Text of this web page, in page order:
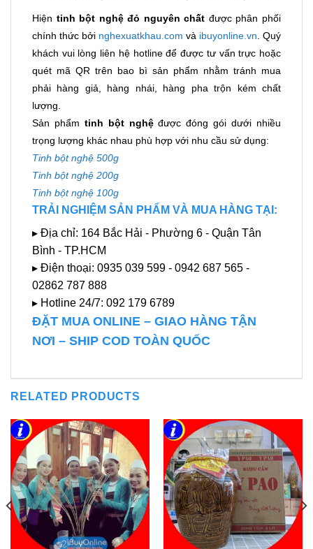
Hiện tinh bột nghệ đỏ nguyên chất được phân phối
chính thức bởi nghexuatkhau.com và ibuyonline.vn . Quý
khách vui lòng liên hệ hotline để được tư vấn trực hoặc
quét mã QR trên bao bì sản phẩm nhằm tránh mua
phải hàng giả, hàng nhái, hàng pha trộn kém chất
lượng.
Sản phẩm tinh bột nghệđược đóng gói dưới nhiều
trọng lượng khác nhau phù hợp với nhu cầu sử dụng:
Tinh bột nghệ 500g
Tinh bột nghệ 200g
Tinh bột nghệ 100g
TRẢI NGHIỆM SẢN PHẨM VÀ MUA HÀNG TẠI:
▸ Địa chỉ: 164 Bắc Hải - Phường 6 - Quận Tân
Bình - TP.HCM
▸ Điện thoại: 0935 039 599 - 0942 687 565 -
02862 787 888
▸ Hotline 24/7: 092 179 6789
ĐẶT MUA ONLINE – GIAO HÀNG TẬN
NƠI – SHIP COD TOÀN QUỐC
RELATED PRODUCTS